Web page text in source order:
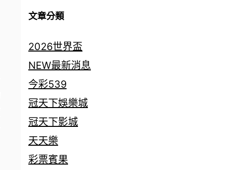
文章分類
2026世界盃
NEW最新消息
今彩539
冠天下娛樂城
冠天下影城
天天樂
彩票賓果